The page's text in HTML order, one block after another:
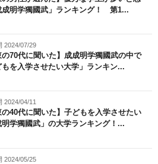
成明学獨國武」ランキング！ 第1...
2024/07/29
の70代に聞いた】成成明学獨國武の中で
もを入学させたい大学」ランキン...
2024/04/11
の40代に聞いた】子どもを入学させたい
明学獨國武」の大学ランキング！...
2024/05/25